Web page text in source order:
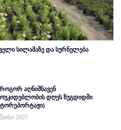
სილამაზე და სურნელება
როგორ აღნიშნავენ
დღეს ზუგდიდში
2025